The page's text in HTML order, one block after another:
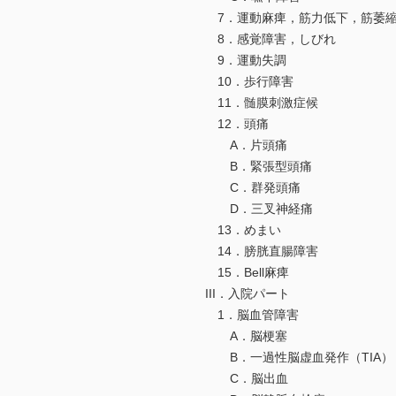
7．運動麻痺，筋力低下，筋萎
8．感覚障害，しびれ
9．運動失調
10．歩行障害
11．髄膜刺激症候
12．頭痛
A．片頭痛
B．緊張型頭痛
C．群発頭痛
D．三叉神経痛
13．めまい
14．膀胱直腸障害
15．Bell麻痺
III．入院パート
1．脳血管障害
A．脳梗塞
B．一過性脳虚血発作（TIA）
C．脳出血